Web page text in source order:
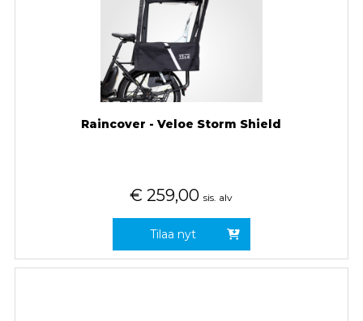
Raincover - Veloe Storm Shield
€ 259,00 sis. alv
Tilaa nyt